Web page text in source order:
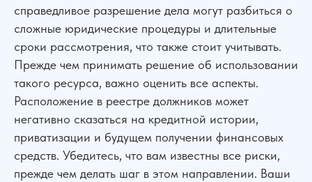
справедливое разрешение дела могут разбиться о
сложные юридические процедуры и длительные
сроки рассмотрения, что также стоит учитывать.
Прежде чем принимать решение об использовании
такого ресурса, важно оценить все аспекты.
Расположение в реестре должников может
негативно сказаться на кредитной истории,
приватизации и будущем получении финансовых
средств. Убедитесь, что вам известны все риски,
прежде чем делать шаг в этом направлении. Ваши